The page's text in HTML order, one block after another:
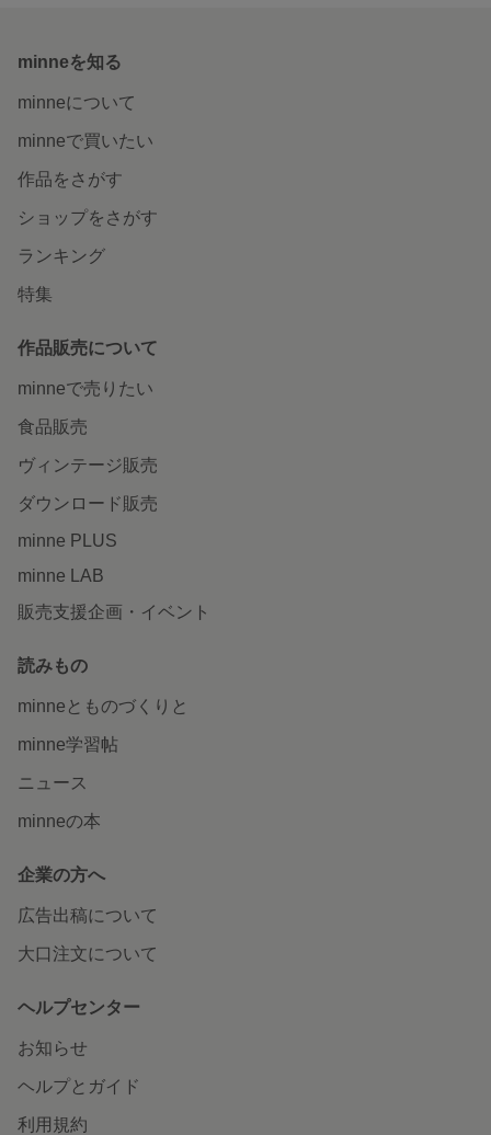
minneを知る
minneについて
minneで買いたい
作品をさがす
ショップをさがす
ランキング
特集
作品販売について
minneで売りたい
食品販売
ヴィンテージ販売
ダウンロード販売
minne PLUS
minne LAB
販売支援企画・イベント
読みもの
minneとものづくりと
minne学習帖
ニュース
minneの本
企業の方へ
広告出稿について
大口注文について
ヘルプセンター
お知らせ
ヘルプとガイド
利用規約